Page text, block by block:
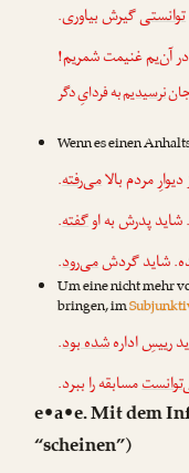
توانستیگیرش بیاوری.
آن‌یم غنیمت شمریم!
نرسیدیمبه فردایِ دگر
Wenn es einen
مردم بالامی‌رفته.
پدرش به اوگفته.
شاید گردشمی‌رود.
Um eine nicht mehr
bringen, im
رییسِ ادارهشده بود.
مسابقه را ببرد.
e•a•e. Mit dem
“scheinen”)